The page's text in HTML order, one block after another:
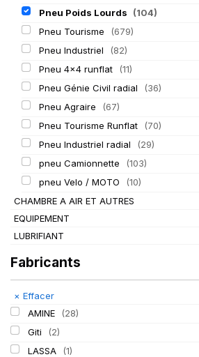
Pneu Poids Lourds
(104)
Pneu Tourisme
(679)
Pneu Industriel
(82)
Pneu 4x4 runflat
(11)
Pneu Génie Civil radial
(36)
Pneu Agraire
(67)
Pneu Tourisme Runflat
(70)
Pneu Industriel radial
(29)
pneu Camionnette
(103)
pneu Velo / MOTO
(10)
CHAMBRE A AIR ET AUTRES
EQUIPEMENT
LUBRIFIANT
Fabricants
× Effacer
AMINE
(28)
Giti
(2)
LASSA
(1)